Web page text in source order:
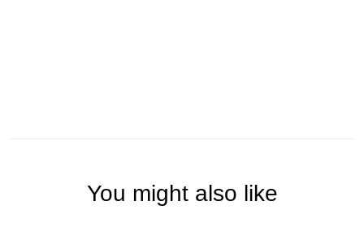
You might also like